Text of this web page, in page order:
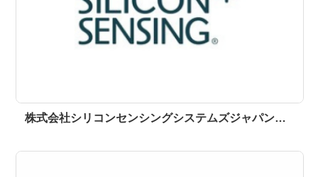
株式会社シリコンセンシングシステムズジャパン…